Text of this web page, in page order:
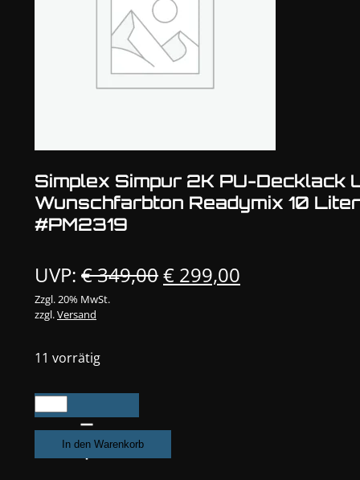
Simplex Simpur 2K PU-Decklack
Wunschfarbton Readymix 10 Liter
#PM2319
UVP: €349,00Ursprünglicher
€ 299,00
Zzgl. 20% MwSt.
zzgl.Versand
11 vorrätig
Simplex
Simpur
PU-
In den Warenkorb